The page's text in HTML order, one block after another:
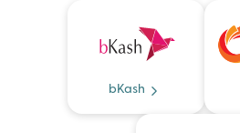
bKash